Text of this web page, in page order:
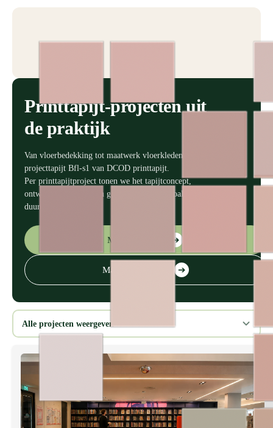
Printtapijt-projecten uit
de praktijk
Van vloerbedekking tot maatwerk vloerkleden met brandveilig
projecttapijt Bfl-s1 van DCOD printtapijt.
Per printtapijtproject tonen we het tapijtconcept,
ontwerpspecificaties en gebruiksaspecten, zoals doorlooptijd en
duurzaamheid.
Meer informatie ➔
Maak een afspraak ➔
Alle projecten weergeven